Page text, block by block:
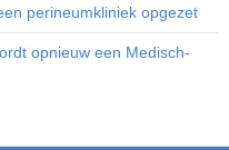
perineumkliniek opgezet
opnieuw een Medisch-